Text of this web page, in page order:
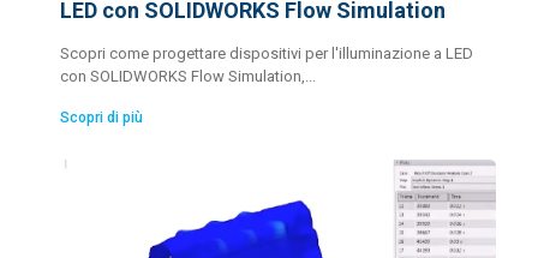
LED con SOLIDWORKS Flow Simulation
Scopri come progettare dispositivi per l'illuminazione a LED
con SOLIDWORKS Flow Simulation,...
Scopri di più